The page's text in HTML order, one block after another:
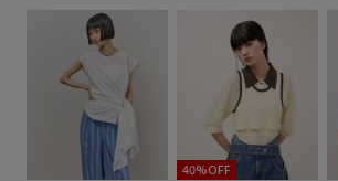
ペプラム ポリエステル
ヴィンテージ ヴィンテージ加工
合わせやすい 夏の機能素材アイテム
接触冷感 楽な着心地 着映え 落
40%OFF